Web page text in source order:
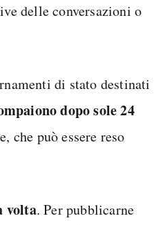
delle conversazioni o
di stato destinati
dopo sole 24
che può essere reso
volta. Per pubblicarne